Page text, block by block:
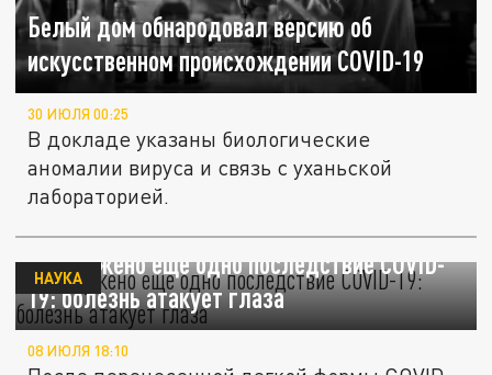
Белый дом обнародовал версию об
искусственном происхождении COVID-19
30 ИЮЛЯ 00:25
В докладе указаны биологические
аномалии вируса и связь с уханьской
лабораторией.
Обнаружено еще одно последствие COVID-
19: болезнь атакует глаза
НАУКА
08 ИЮЛЯ 18:10